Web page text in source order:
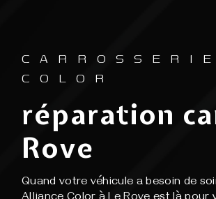
COLOR
réparation
Rove
Quand votre véhicule a besoin de